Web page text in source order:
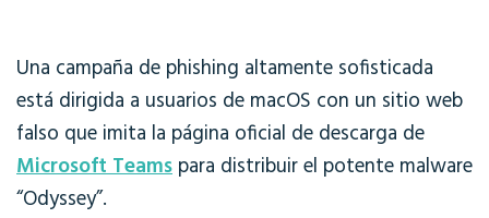
Una campaña de phishing altamente sofisticada
está dirigida a usuarios de macOS con un sitio web
falso que imita la página oficial de descarga de
Microsoft Teams para distribuir el potente malware
“Odyssey”.